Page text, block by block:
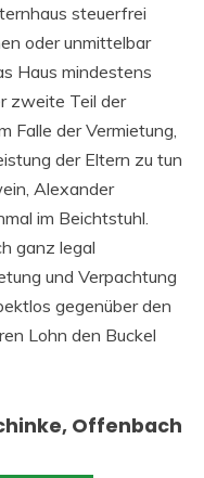
steuerfrei
oder unmittelbar
Haus mindestens
zweite Teil der
Falle der Vermietung,
der Eltern zu tun
Alexander
im Beichtstuhl.
ganz legal
und Verpachtung
gegenüber den
Lohn den Buckel
Offenbach